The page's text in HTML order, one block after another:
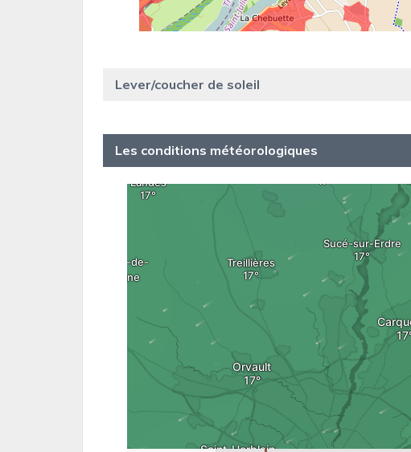
Lever/coucher de soleil
Les conditions météorologiques